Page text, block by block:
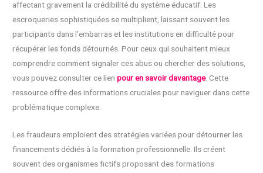
affectant gravement la crédibilité du système éducatif. Les
escroqueries sophistiquées se multiplient, laissant souvent les
participants dans l’embarras et les institutions en difficulté pour
récupérer les fonds détournés. Pour ceux qui souhaitent mieux
comprendre comment signaler ces abus ou chercher des solutions,
vous pouvez consulter ce lienpour en savoir davantage. Cette
ressource offre des informations cruciales pour naviguer dans cette
problématique complexe.
Les fraudeurs emploient des stratégies variées pour détourner les
financements dédiés à la formation professionnelle. Ils créent
souvent des organismes fictifs proposant des formations